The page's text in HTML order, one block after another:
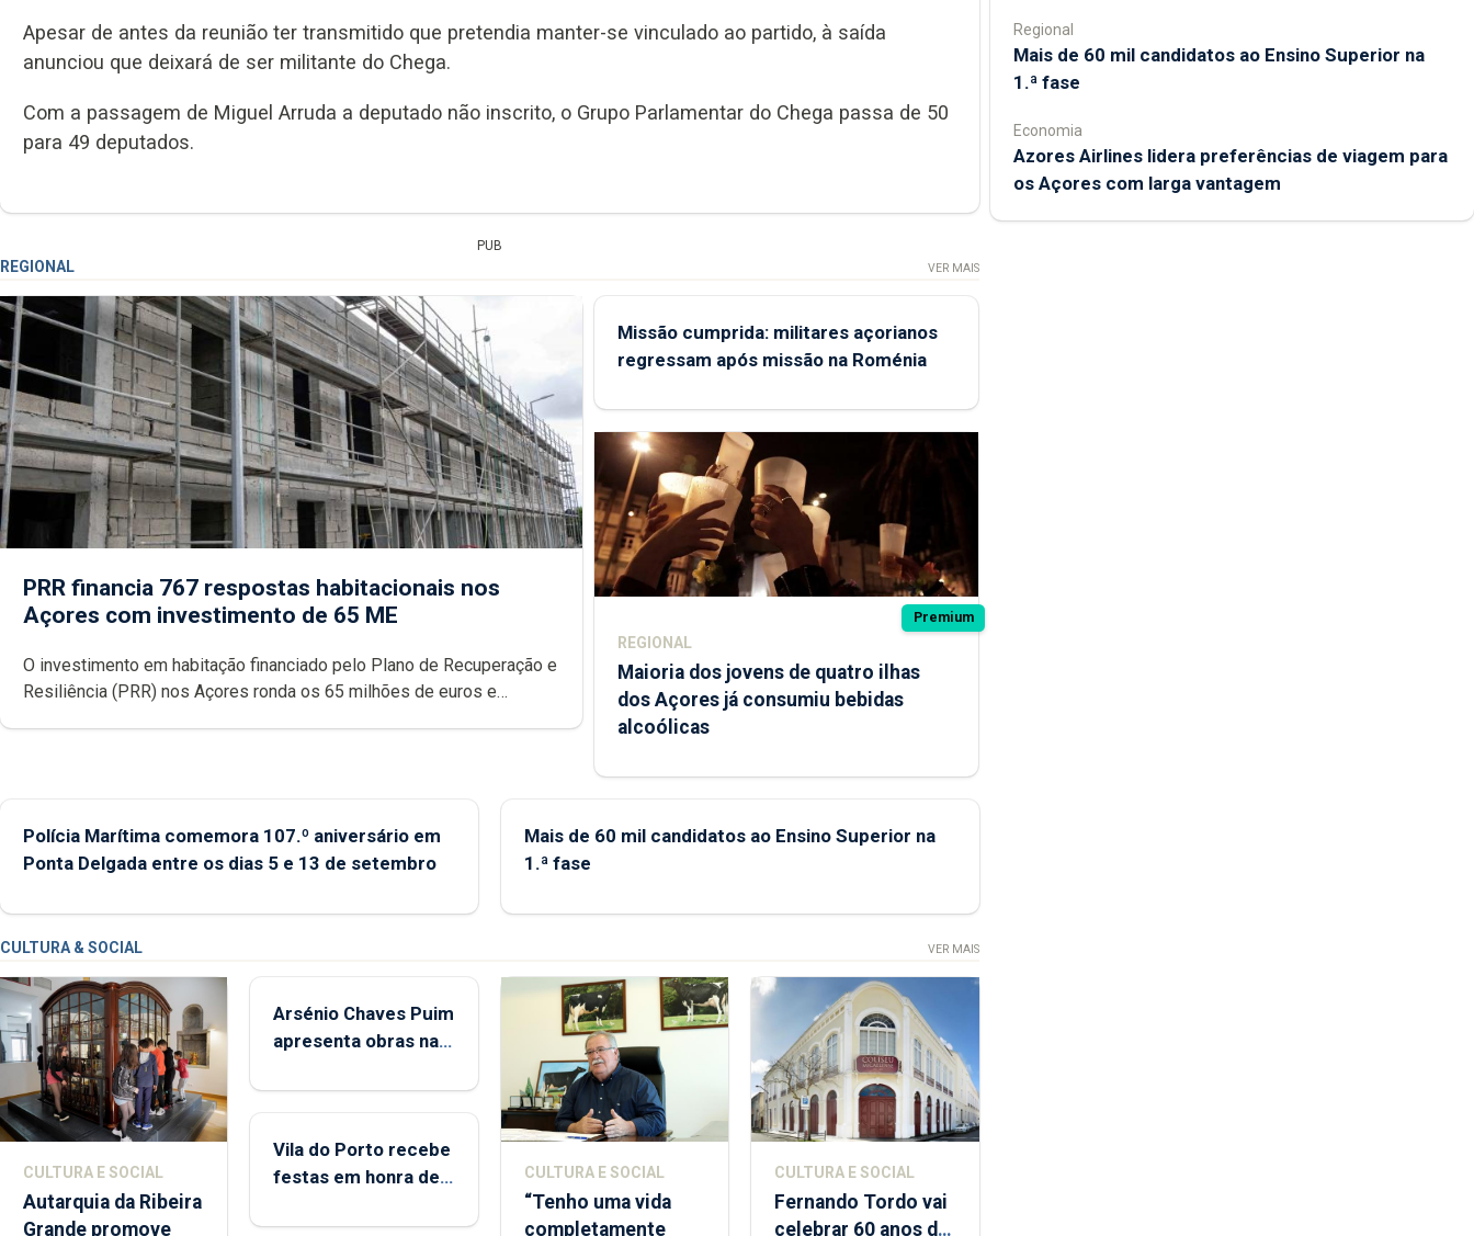
Apesar de antes da reunião ter transmitido que pretendia manter-se vinculado ao partido, à saída
anunciou que deixará de ser militante do Chega.
Com a passagem de Miguel Arruda a deputado não inscrito, o Grupo Parlamentar do Chega passa de 50
para 49 deputados.
PUB
REGIONAL VER MAIS
PRR financia 767 respostas habitacionais nos
Açores com investimento de 65 ME
O investimento em habitação financiado pelo Plano de Recuperação e
Resiliência (PRR) nos Açores ronda os 65 milhões de euros e
Missão cumprida: militares açorianos
regressam após missão na Roménia
Premium
REGIONAL
Maioria dos jovens de quatro ilhas
dos Açores já consumiu bebidas
alcoólicas
Polícia Marítima comemora 107.º aniversário em
Ponta Delgada entre os dias 5 e 13 de setembro
Mais de 60 mil candidatos ao Ensino Superior na
1.ª fase
CULTURA & SOCIAL VER MAIS
CULTURA E SOCIAL
Autarquia da Ribeira
Grande promove
Arsénio Chaves Puim
apresenta obras na
Porto
Vila do Porto recebe
festas em honra de
Assunção
CULTURA E SOCIAL
“Tenho uma vida
completamente
CULTURA E SOCIAL
Fernando Tordo vai
celebrar 60 anos de
Regional
Mais de 60 mil candidatos ao Ensino Superior na
1.ª fase
Economia
Azores Airlines lidera preferências de viagem para
os Açores com larga vantagem